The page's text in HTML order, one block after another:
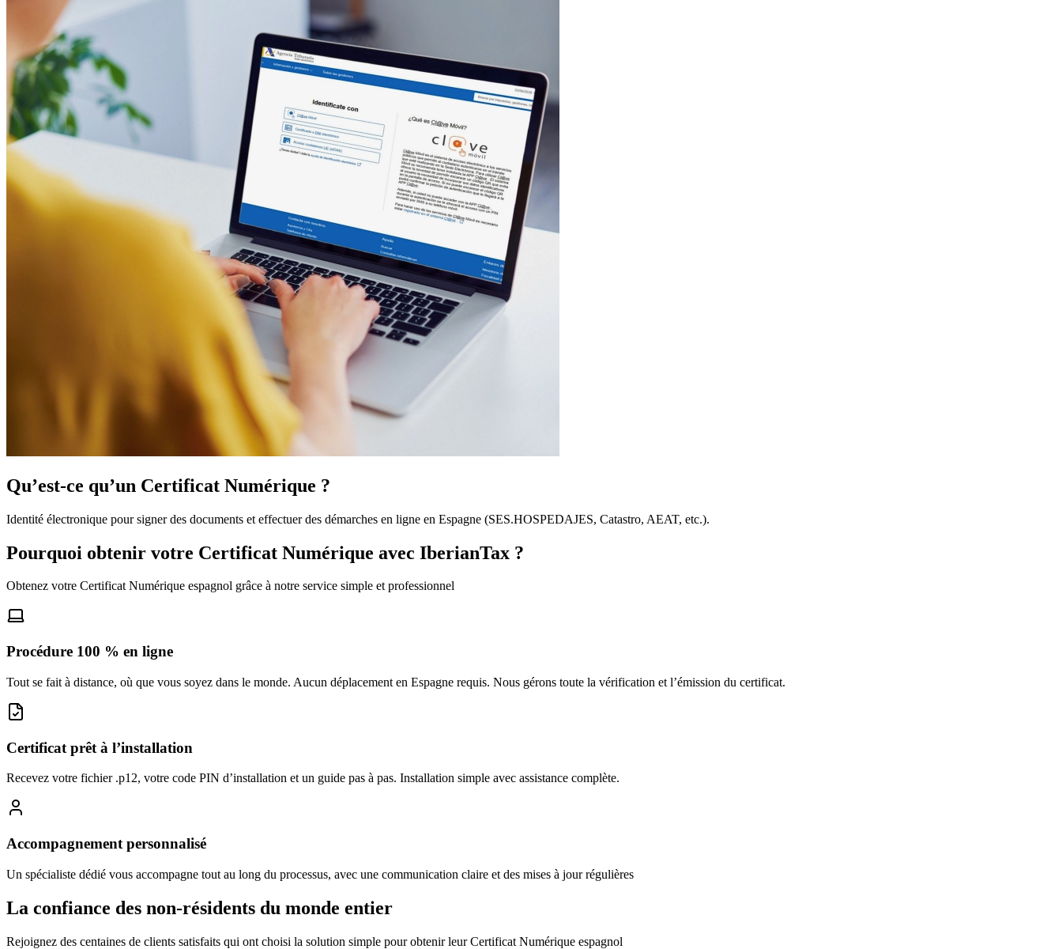
Qu’est-ce qu’un Certificat Numérique ?
Identité électronique pour signer des documents et effectuer des démarches en ligne en Espagne (SES.HOSPEDAJES, Catastro, AEAT, etc.).
Pourquoi obtenir votre Certificat Numérique avec IberianTax ?
Obtenez votre Certificat Numérique espagnol grâce à notre service simple et professionnel
Procédure 100 % en ligne
Tout se fait à distance, où que vous soyez dans le monde. Aucun déplacement en Espagne requis. Nous gérons toute la vérification et l’émission du certificat.
Certificat prêt à l’installation
Recevez votre fichier .p12, votre code PIN d’installation et un guide pas à pas. Installation simple avec assistance complète.
Accompagnement personnalisé
Un spécialiste dédié vous accompagne tout au long du processus, avec une communication claire et des mises à jour régulières
La confiance des non-résidents du monde entier
Rejoignez des centaines de clients satisfaits qui ont choisi la solution simple pour obtenir leur Certificat Numérique espagnol